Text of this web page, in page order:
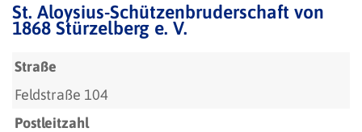
St. Aloysius-Schützenbruderschaft von
1868 Stürzelberg e. V.
Straße
Feldstraße 104
Postleitzahl